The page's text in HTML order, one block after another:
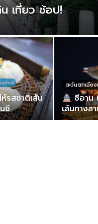
เที่ยว ช้อป!
รสชาติเส้น
ซี
ตะวันตกเฉีย
ซีอาน
เส้นทางส